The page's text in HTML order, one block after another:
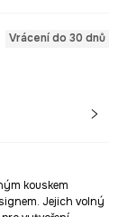
Vrácení do 30 dnů
kouskem
Jejich volný